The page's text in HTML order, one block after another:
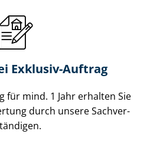
Exklusiv-Auftrag
für mind. 1 Jahr erhalten Sie
durch unsere Sach­ver­